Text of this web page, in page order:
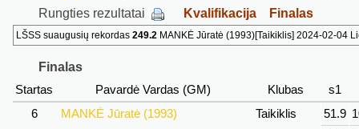
Rungties rezultatai Kvalifikacija Finalas
LŠSS suaugusių rekordas 249.2 MANKĖ Jūratė (1993)[Taikiklis] 2024-02-04
Finalas
Startas
Pavardė Vardas (GM) Klubas s1
6
MANKĖ Jūratė (1993) Taikiklis 51.9